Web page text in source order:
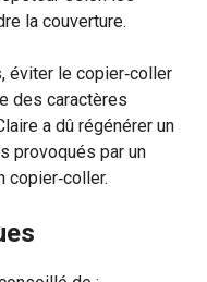
la couverture.
éviter le copier‑coller
des caractères
a dû régénérer un
provoqués par un
copier‑coller.